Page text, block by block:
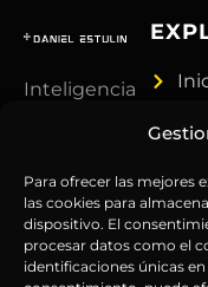
Para ofrecer las mejores
las cookies para
dispositivo. El
procesar datos como el
identificaciones únicas
Inteligencia
Anticipándonos
a los
acontecimientos
globales